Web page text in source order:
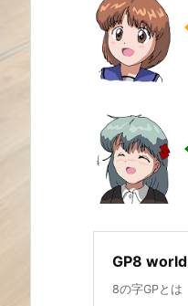
GP8 world
8の字GPとは